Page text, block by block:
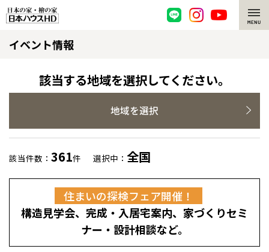
脱炭素・檜の家
環境にやさしい、脱炭素社会の住宅
耐震構造
高耐久住宅
高断熱・高気密の家
エネルギー自給自足
選ばれる理由
檜の魅力 トップ
檜と日本人
1000年を超えて生きる檜
知られざる檜の効果・作用
注文住宅
グレートステージ
リフォーム トップ
イベント情報
該当する地域を選択してください。
地域を選択
該当件数： 361件 選択中： 全国
住まいの探検フェア開催！
構造見学会、完成・入居宅案内、家づくりセミ
ナー・設計相談など。